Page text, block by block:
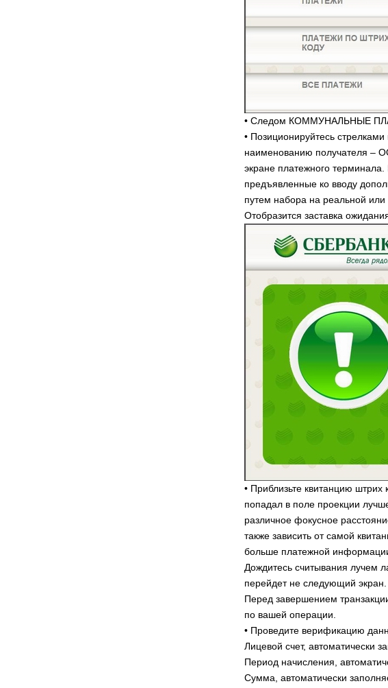
• Следом КОММУНАЛЬНЫЕ
• Позиционируйтесь
наименованию получателя –
экране платежного
предъявленные ко вводу
путем набора на реальной или
Отобразится заставка
• Приблизьте квитанцию
попадал в поле проекции
различное фокусное
также зависить от самой
больше платежной
Дождитесь считывания лучем
перейдет не следующий экран.
Перед завершением
по вашей операции.
• Проведите верификацию
Лицевой счет, автоматически
Период начисления,
Сумма, автоматически